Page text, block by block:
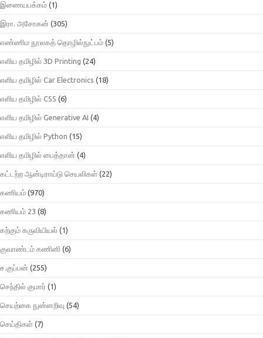
இணையபக்கம் (1)
இரா. அசோகன் (305)
எண்ணிம நூலகத் தொழில்நுட்பம் (5)
எளிய தமிழில் 3D Printing (24)
எளிய தமிழில் Car Electronics (18)
எளிய தமிழில் CSS (6)
எளிய தமிழில் Generative AI (4)
எளிய தமிழில் Python (15)
எளிய தமிழில் பைத்தான் (4)
கட்டற்ற ஆன்டிராய்டு செயலிகள் (22)
கணியம் (970)
கணியம் 23 (8)
கற்கும் கருவியியல் (1)
குவாண்டம் கணினி (6)
ச.குப்பன் (255)
செந்தில் குமார் (1)
செயற்கை நுன்னறிவு (54)
செய்திகள் (7)